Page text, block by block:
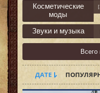
Косметические
моды
Звуки и музыка
ДАТЕ